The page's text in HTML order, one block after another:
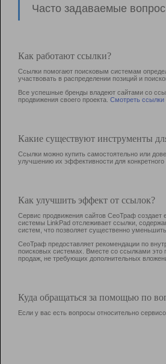
Часто задаваемые
Как работают ссылки?
Ссылки помогают поисковым системам
участвовать в раcпределении позиций и
Все успешные бренды владеют сайтами со
продвижения своего проекта. Смотреть ссылки
Какие существуют инструменты
Ссылки можно купить самостоятельно или
улучшению их эффективности для конкретного
Как улучшить эффект от ссылок?
Сервис продвижения сайтов СеоТраф создает
системы LinkPad отслеживает ссылки,
систем, что позволяет существенно
СеоТраф предоставляет рекомендации по
поисковых системах. Вместе со ссылками это
продаж, не требующих дополнительных
Куда обращаться за помощью по
Если у вас есть вопросы относительно